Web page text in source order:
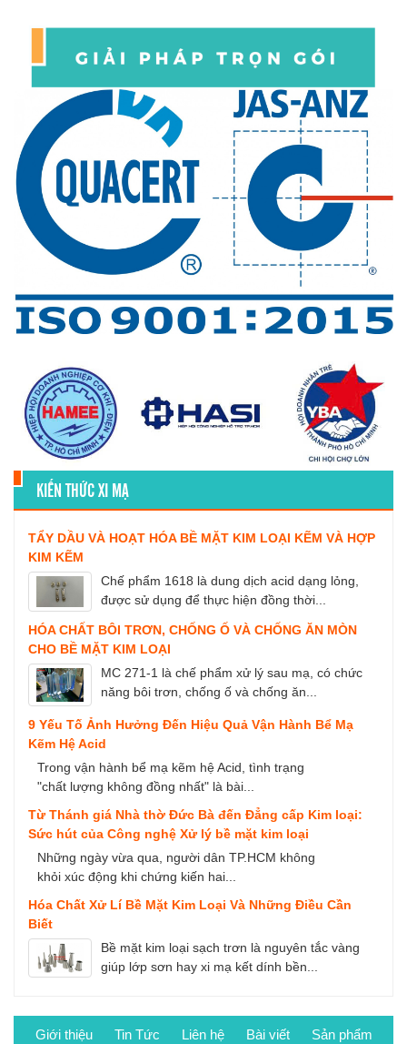
KIẾN THỨC XI MẠ
TẨY DẦU VÀ HOẠT HÓA BỀ MẶT KIM LOẠI KẼM VÀ HỢP
KIM KẼM
Chế phẩm 1618 là dung dịch acid dạng lỏng,
được sử dụng để thực hiện đồng thời...
HÓA CHẤT BÔI TRƠN, CHỐNG Ố VÀ CHỐNG ĂN MÒN
CHO BỀ MẶT KIM LOẠI
MC 271-1 là chế phẩm xử lý sau mạ, có chức
năng bôi trơn, chống ố và chống ăn...
9 Yếu Tố Ảnh Hưởng Đến Hiệu Quả Vận Hành Bể Mạ
Kẽm Hệ Acid
Trong vận hành bể mạ kẽm hệ Acid, tình trạng
"chất lượng không đồng nhất" là bài...
Từ Thánh giá Nhà thờ Đức Bà đến Đẳng cấp Kim loại:
Sức hút của Công nghệ Xử lý bề mặt kim loại
Những ngày vừa qua, người dân TP.HCM không
khỏi xúc động khi chứng kiến hai...
Hóa Chất Xử Lí Bề Mặt Kim Loại Và Những Điều Cần
Biết
Bề mặt kim loại sạch trơn là nguyên tắc vàng
giúp lớp sơn hay xi mạ kết dính bền...
Giới thiệu Tin Tức Liên hệ Bài viết Sản phẩm